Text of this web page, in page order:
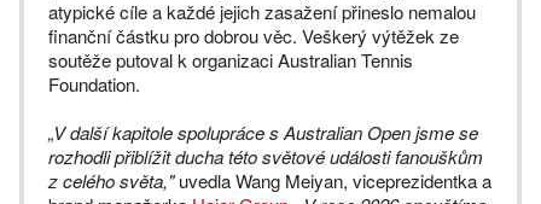
atypické cíle a každé jejich zasažení přineslo nemalou
finanční částku pro dobrou věc. Veškerý výtěžek ze
soutěže putoval k organizaci Australian Tennis
Foundation.
„V další kapitole spolupráce s Australian Open jsme se
rozhodli přiblížit ducha této světové události fanouškům
z celého světa,"uvedla Wang Meiyan, viceprezidentka a